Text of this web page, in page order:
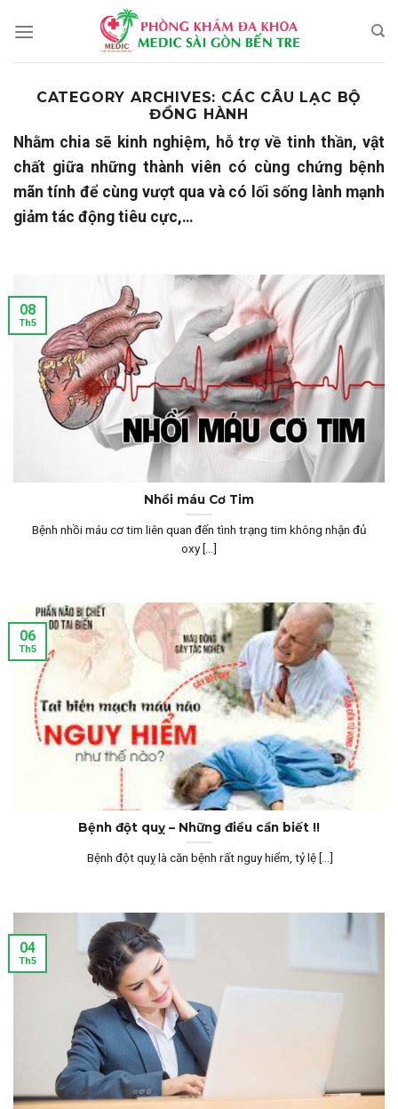
CATEGORY ARCHIVES: CÁC CÂU LẠC BỘ
ĐỒNG HÀNH
Nhằm chia sẽ kinh nghiệm, hỗ trợ về tinh thần, vật
chất giữa những thành viên có cùng chứng bệnh
mãn tính để cùng vượt qua và có lối sống lành mạnh
giảm tác động tiêu cực,…
Nhồi máu Cơ Tim
Bệnh nhồi máu cơ tim liên quan đến tình trạng tim không nhận đủ
oxy [...]
08
Th5
Bệnh đột quỵ – Những điều cần biết !!
Bệnh đột quỵ là căn bệnh rất nguy hiểm, tỷ lệ [...]
06
Th5
04
Th5